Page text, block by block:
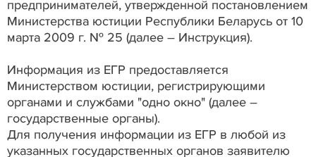
предпринимателей, утвержденной постановлением
Министерства юстиции Республики Беларусь от 10
марта 2009 г. № 25 (далее – Инструкция).
Информация из ЕГР предоставляется
Министерством юстиции, регистрирующими
органами и службами "одно окно" (далее –
государственные органы).
Для получения информации из ЕГР в любой из
указанных государственных органов заявителю